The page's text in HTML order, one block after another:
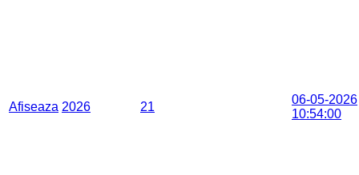
Afiseaza 2026 21
06-05-2026
10:54:00